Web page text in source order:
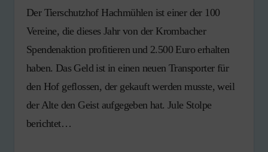
Der Tierschutzhof Hachmühlen ist einer der 100
Vereine, die dieses Jahr von der Krombacher
Spendenaktion profitieren und 2.500 Euro erhalten
haben. Das Geld ist in einen neuen Transporter für
den Hof geflossen, der gekauft werden musste, weil
der Alte den Geist aufgegeben hat. Jule Stolpe
berichtet…